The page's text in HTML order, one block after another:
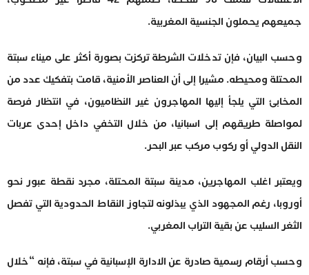
جميعهم يحملون الجنسية المغربية.
وحسب البيان، فإن تدخلات الشرطة تركزت بصورة أكثر على ميناء سبتة
المحتلة ومحيطه. مشيرا إلى أن العناصر الأمنية، قامت بتفكيك عدد من
المخابئ التي يلجأ إليها المهاجرون غير النظاميون، في انتظار فرصة
لمواصلة طريقهم إلى اسبانيا، من خلال التخفي داخل إحدى عربات
النقل الدولي أو ركوب مركب عبر البحر.
ويعتبر اغلب المهاجرين، مدينة سبتة المحتلة، مجرد نقطة عبور نحو
أوروبا، رغم المجهود الذي يبذلونه لتجاوز النقاط الحدودية التي تفصل
الثغر السليب عن بقية التراب المغربي.
وحسب أرقام رسمية صادرة عن الادارة الإسبانية في سبتة، فإنه “خلال